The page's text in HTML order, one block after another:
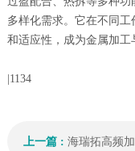
多样化需求。它在不同
和适应性，成为金属加工
1134
上一篇 : 海瑞拓高频